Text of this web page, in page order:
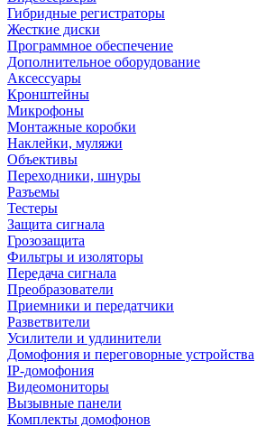
Гибридные регистраторы
Жесткие диски
Программное обеспечение
Дополнительное оборудование
Аксессуары
Кронштейны
Микрофоны
Монтажные коробки
Наклейки, муляжи
Объективы
Переходники, шнуры
Разъемы
Тестеры
Защита сигнала
Грозозащита
Фильтры и изоляторы
Передача сигнала
Преобразователи
Приемники и передатчики
Разветвители
Усилители и удлинители
Домофония и переговорные устройства
IP-домофония
Видеомониторы
Вызывные панели
Комплекты домофонов